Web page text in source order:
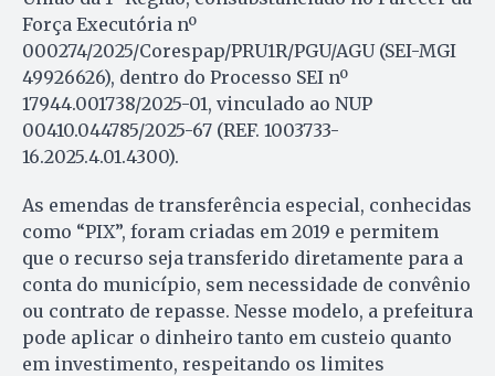
Força Executória nº
000274/2025/Corespap/PRU1R/PGU/AGU (SEI-MGI
49926626), dentro do Processo SEI nº
17944.001738/2025-01, vinculado ao NUP
00410.044785/2025-67 (REF. 1003733-
16.2025.4.01.4300).
As emendas de transferência especial, conhecidas
como “PIX”, foram criadas em 2019 e permitem
que o recurso seja transferido diretamente para a
conta do município, sem necessidade de convênio
ou contrato de repasse. Nesse modelo, a prefeitura
pode aplicar o dinheiro tanto em custeio quanto
em investimento, respeitando os limites